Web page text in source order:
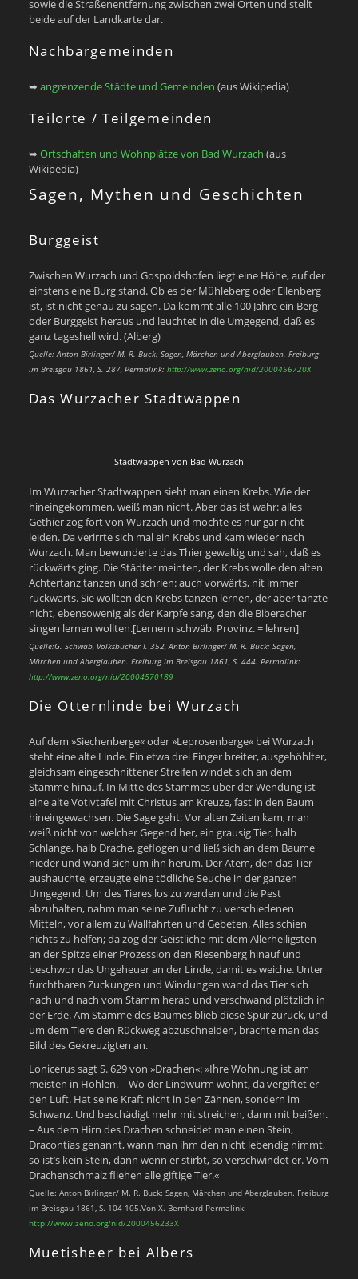
sowie die Straßenentfernung zwischen zwei Orten und stellt
beide auf der Landkarte dar.
Nachbargemeinden
➥ angrenzende Städte und Gemeinden (aus Wikipedia)
Teilorte / Teilgemeinden
➥ Ortschaften und Wohnplätze von Bad Wurzach (aus
Wikipedia)
Sagen, Mythen und Geschichten
Burggeist
Zwischen Wurzach und Gospoldshofen liegt eine Höhe, auf der
einstens eine Burg stand. Ob es der Mühleberg oder Ellenberg
ist, ist nicht genau zu sagen. Da kommt alle 100 Jahre ein Berg-
oder Burggeist heraus und leuchtet in die Umgegend, daß es
ganz tageshell wird. (Alberg)
Quelle: Anton Birlinger/ M. R. Buck: Sagen, Märchen und Aberglauben. Freiburg
im Breisgau 1861, S. 287, Permalink: http://www.zeno.org/nid/2000456720X
Das Wurzacher Stadtwappen
Stadtwappen von Bad Wurzach
Im Wurzacher Stadtwappen sieht man einen Krebs. Wie der
hineingekommen, weiß man nicht. Aber das ist wahr: alles
Gethier zog fort von Wurzach und mochte es nur gar nicht
leiden. Da verirrte sich mal ein Krebs und kam wieder nach
Wurzach. Man bewunderte das Thier gewaltig und sah, daß es
rückwärts ging. Die Städter meinten, der Krebs wolle den alten
Achtertanz tanzen und schrien: auch vorwärts, nit immer
rückwärts. Sie wollten den Krebs tanzen lernen, der aber tanzte
nicht, ebensowenig als der Karpfe sang, den die Biberacher
singen lernen wollten.[Lernern schwäb. Provinz. = lehren]
Quelle:G. Schwab, Volksbücher I. 352, Anton Birlinger/ M. R. Buck: Sagen,
Märchen und Aberglauben. Freiburg im Breisgau 1861, S. 444. Permalink:
http://www.zeno.org/nid/20004570189
Die Otternlinde bei Wurzach
Auf dem »Siechenberge« oder »Leprosenberge« bei Wurzach
steht eine alte Linde. Ein etwa drei Finger breiter, ausgehöhlter,
gleichsam eingeschnittener Streifen windet sich an dem
Stamme hinauf. In Mitte des Stammes über der Wendung ist
eine alte Votivtafel mit Christus am Kreuze, fast in den Baum
hineingewachsen. Die Sage geht: Vor alten Zeiten kam, man
weiß nicht von welcher Gegend her, ein grausig Tier, halb
Schlange, halb Drache, geflogen und ließ sich an dem Baume
nieder und wand sich um ihn herum. Der Atem, den das Tier
aushauchte, erzeugte eine tödliche Seuche in der ganzen
Umgegend. Um des Tieres los zu werden und die Pest
abzuhalten, nahm man seine Zuflucht zu verschiedenen
Mitteln, vor allem zu Wallfahrten und Gebeten. Alles schien
nichts zu helfen; da zog der Geistliche mit dem Allerheiligsten
an der Spitze einer Prozession den Riesenberg hinauf und
beschwor das Ungeheuer an der Linde, damit es weiche. Unter
furchtbaren Zuckungen und Windungen wand das Tier sich
nach und nach vom Stamm herab und verschwand plötzlich in
der Erde. Am Stamme des Baumes blieb diese Spur zurück, und
um dem Tiere den Rückweg abzuschneiden, brachte man das
Bild des Gekreuzigten an.
Lonicerus sagt S. 629 von »Drachen«: »Ihre Wohnung ist am
meisten in Höhlen. – Wo der Lindwurm wohnt, da vergiftet er
den Luft. Hat seine Kraft nicht in den Zähnen, sondern im
Schwanz. Und beschädigt mehr mit streichen, dann mit beißen.
– Aus dem Hirn des Drachen schneidet man einen Stein,
Dracontias genannt, wann man ihm den nicht lebendig nimmt,
so ist’s kein Stein, dann wenn er stirbt, so verschwindet er. Vom
Drachenschmalz fliehen alle giftige Tier.«
Quelle: Anton Birlinger/ M. R. Buck: Sagen, Märchen und Aberglauben. Freiburg
im Breisgau 1861, S. 104-105.Von X. Bernhard Permalink:
http://www.zeno.org/nid/2000456233X
Muetisheer bei Albers